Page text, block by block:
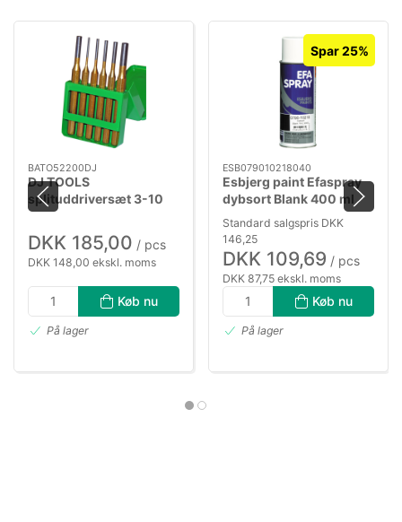
BATO52200DJ
DJ TOOLS
splituddriversæt 3-10
mm i metalæske
DKK 185,00 / pcs
DKK 148,00 ekskl. moms
Køb nu
På lager
Spar 25%
ESB079010218040
Esbjerg paint Efaspray
dybsort Blank 400 ml
Standard salgspris DKK
146,25
DKK 109,69 / pcs
DKK 87,75 ekskl. moms
Køb nu
På lager